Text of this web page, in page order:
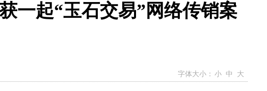
一起“玉石交易”网络传销案
字体大小： 小 中 大